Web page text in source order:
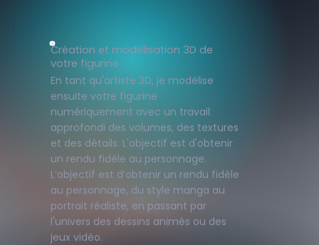
Création et modélisation 3D de
votre figurine
En tant qu'artiste 3D, je modélise
ensuite votre figurine
numériquement avec un travail
approfondi des volumes, des textures
et des détails. L'objectif est d'obtenir
un rendu fidèle au personnage.
L’objectif est d’obtenir un rendu fidèle
au personnage, du style manga au
portrait réaliste, en passant par
l'univers des dessins animés ou des
jeux vidéo.